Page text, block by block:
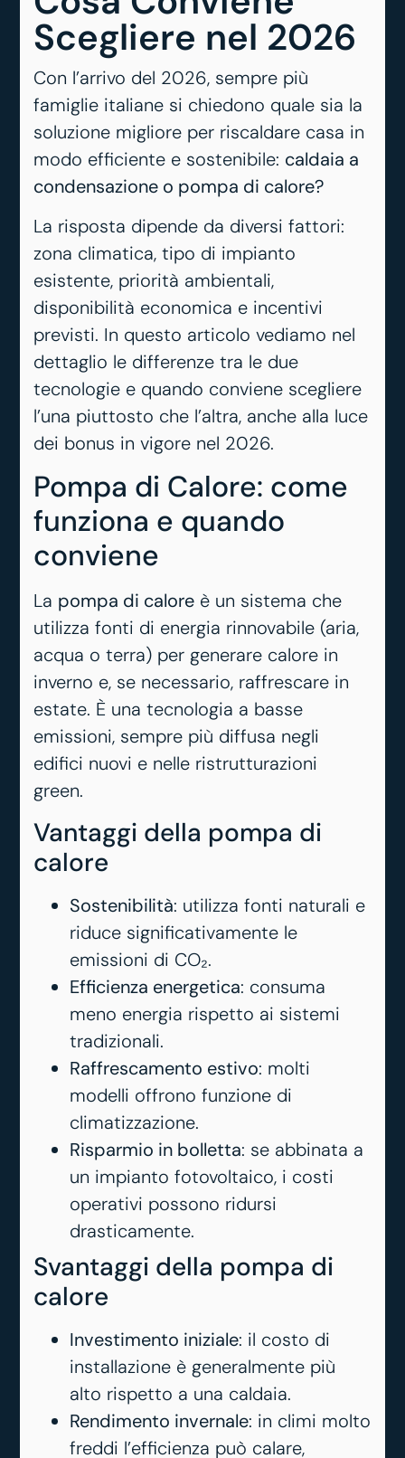
Scegliere nel 2026
Con l’arrivo del 2026, sempre più
famiglie italiane si chiedono quale sia la
soluzione migliore per riscaldare casa in
modo efficiente e sostenibile: caldaia a
condensazione o pompa di calore?
La risposta dipende da diversi fattori:
zona climatica, tipo di impianto
esistente, priorità ambientali,
disponibilità economica e incentivi
previsti. In questo articolo vediamo nel
dettaglio le differenze tra le due
tecnologie e quando conviene scegliere
l’una piuttosto che l’altra, anche alla luce
dei bonus in vigore nel 2026.
Pompa di Calore: come
funziona e quando
conviene
La pompa di calore è un sistema che
utilizza fonti di energia rinnovabile (aria,
acqua o terra) per generare calore in
inverno e, se necessario, raffrescare in
estate. È una tecnologia a basse
emissioni, sempre più diffusa negli
edifici nuovi e nelle ristrutturazioni
green.
Vantaggi della pompa di
calore
Sostenibilità: utilizza fonti naturali e
riduce significativamente le
emissioni di CO₂.
Efficienza energetica: consuma
meno energia rispetto ai sistemi
tradizionali.
Raffrescamento estivo: molti
modelli offrono funzione di
climatizzazione.
Risparmio in bolletta: se abbinata a
un impianto fotovoltaico, i costi
operativi possono ridursi
drasticamente.
Svantaggi della pompa di
calore
Investimento iniziale: il costo di
installazione è generalmente più
alto rispetto a una caldaia.
Rendimento invernale: in climi molto
freddi l’efficienza può calare,